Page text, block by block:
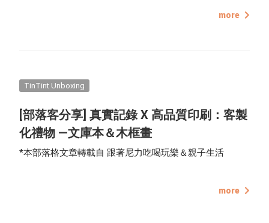
TinTint Bookstore Interview
more
TinTint Unboxing
[部落客分享] 真實記錄 X 高品質印刷：客製
化禮物 —文庫本＆木框畫
*本部落格文章轉載自 跟著尼力吃喝玩樂＆親子生活
more